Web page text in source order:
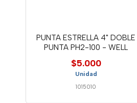
PUNTA ESTRELLA 4" DOBLE
PUNTA PH2-100 - WELL
$5.000
Unidad
1015010